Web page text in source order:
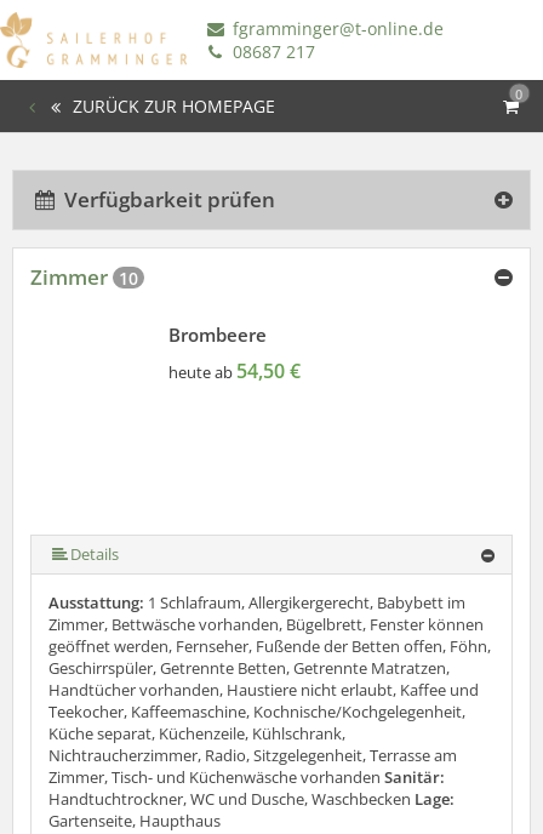
fgramminger@t-online.de
08687 217
0
ZURÜCK ZUR HOMEPAGE
Verfügbarkeit prüfen
Zimmer 10
Brombeere
heute ab 54,50 €
Details
Ausstattung: 1 Schlafraum, Allergikergerecht, Babybett im
Zimmer, Bettwäsche vorhanden, Bügelbrett, Fenster können
geöffnet werden, Fernseher, Fußende der Betten offen, Föhn,
Geschirrspüler, Getrennte Betten, Getrennte Matratzen,
Handtücher vorhanden, Haustiere nicht erlaubt, Kaffee und
Teekocher, Kaffeemaschine, Kochnische/Kochgelegenheit,
Küche separat, Küchenzeile, Kühlschrank,
Nichtraucherzimmer, Radio, Sitzgelegenheit, Terrasse am
Zimmer, Tisch- und Küchenwäsche vorhanden Sanitär:
Handtuchtrockner, WC und Dusche, Waschbecken Lage:
Gartenseite, Haupthaus